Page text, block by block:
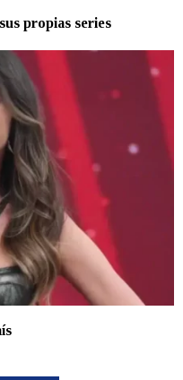
propias series